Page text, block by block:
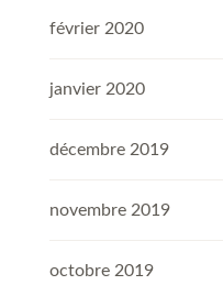
février 2020
janvier 2020
décembre 2019
novembre 2019
octobre 2019